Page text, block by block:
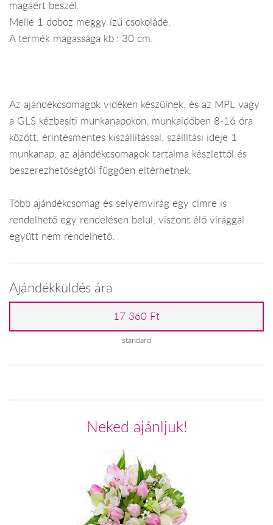
magáért beszél.
Mellé 1 doboz meggy ízű csokoládé.
A termék magassága kb.: 30 cm.
Az ajándékcsomagok vidéken készülnek, és az MPL vagy
a GLS kézbesíti munkanapokon, munkaidőben 8-16 óra
között, érintésmentes kiszállítással, szállítási ideje 1
munkanap, az ajándékcsomagok tartalma készlettől és
beszerezhetőségtől függően eltérhetnek.
Több ajándékcsomag és selyemvirág egy címre is
rendelhető egy rendelésen belül, viszont élő virággal
együtt nem rendelhető.
Ajándékküldés ára
17 360 Ft
standard
Neked ajánljuk!